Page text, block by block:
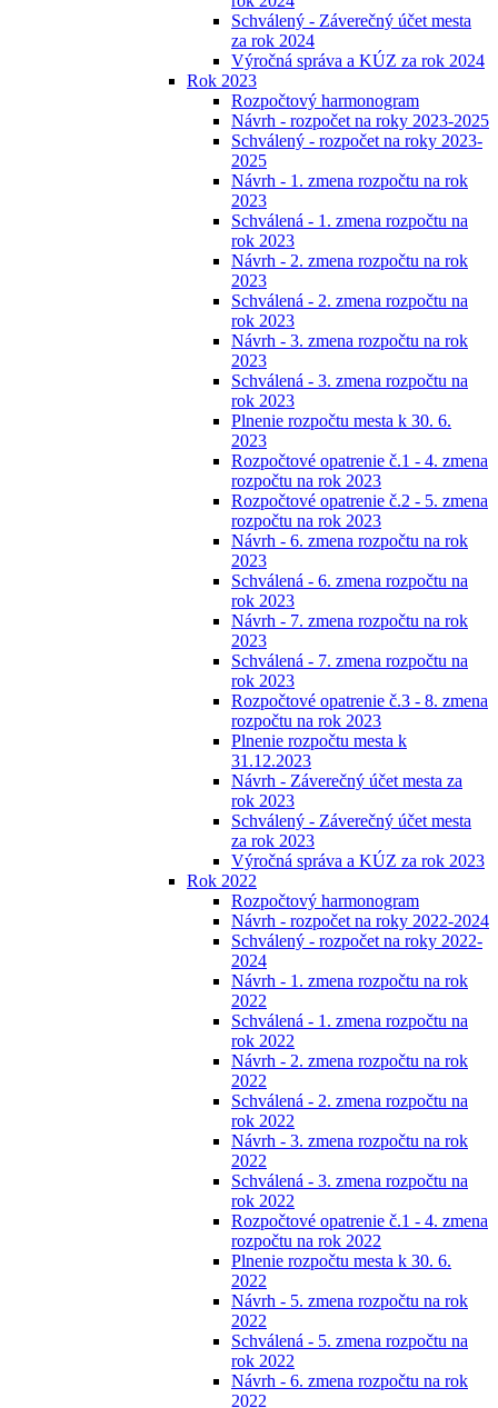
Schválený - Záverečný účet mesta
za rok 2024
Výročná správa a KÚZ za rok 2024
Rok 2023
Rozpočtový harmonogram
Návrh - rozpočet na roky 2023-2025
Schválený - rozpočet na roky 2023-
2025
Návrh - 1. zmena rozpočtu na rok
2023
Schválená - 1. zmena rozpočtu na
rok 2023
Návrh - 2. zmena rozpočtu na rok
2023
Schválená - 2. zmena rozpočtu na
rok 2023
Návrh - 3. zmena rozpočtu na rok
2023
Schválená - 3. zmena rozpočtu na
rok 2023
Plnenie rozpočtu mesta k 30. 6.
2023
Rozpočtové opatrenie č.1 - 4. zmena
rozpočtu na rok 2023
Rozpočtové opatrenie č.2 - 5. zmena
rozpočtu na rok 2023
Návrh - 6. zmena rozpočtu na rok
2023
Schválená - 6. zmena rozpočtu na
rok 2023
Návrh - 7. zmena rozpočtu na rok
2023
Schválená - 7. zmena rozpočtu na
rok 2023
Rozpočtové opatrenie č.3 - 8. zmena
rozpočtu na rok 2023
Plnenie rozpočtu mesta k
31.12.2023
Návrh - Záverečný účet mesta za
rok 2023
Schválený - Záverečný účet mesta
za rok 2023
Výročná správa a KÚZ za rok 2023
Rok 2022
Rozpočtový harmonogram
Návrh - rozpočet na roky 2022-2024
Schválený - rozpočet na roky 2022-
2024
Návrh - 1. zmena rozpočtu na rok
2022
Schválená - 1. zmena rozpočtu na
rok 2022
Návrh - 2. zmena rozpočtu na rok
2022
Schválená - 2. zmena rozpočtu na
rok 2022
Návrh - 3. zmena rozpočtu na rok
2022
Schválená - 3. zmena rozpočtu na
rok 2022
Rozpočtové opatrenie č.1 - 4. zmena
rozpočtu na rok 2022
Plnenie rozpočtu mesta k 30. 6.
2022
Návrh - 5. zmena rozpočtu na rok
2022
Schválená - 5. zmena rozpočtu na
rok 2022
Návrh - 6. zmena rozpočtu na rok
2022